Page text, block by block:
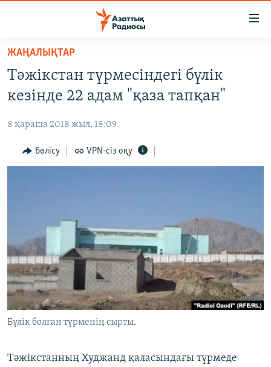
Skip
main
content
to
Navigation
Skip
ҚАҢТАР ОҚИҒАСЫ
АДАМ ҚҰҚЫҚТАРЫ
АРНАЙЫ ЖОБАЛАР
Русский
ЖАЗЫЛЫҢЫЗ
ЖАҢАЛЫҚТАР
Тәжікстан түрмесіндегі бүлік
кезінде 22 адам "қаза тапқан"
8 қараша 2018 жыл, 18:09
Бөлісу VPN-сіз оқу
Бүлік болған түрменің сырты.
Тәжікстанның Худжанд қаласындағы түрмеде